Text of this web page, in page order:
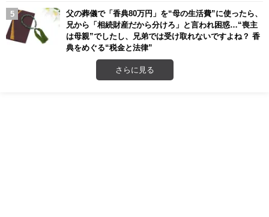
父の葬儀で「香典80万円」を“母の生活費”に使ったら、
兄から「相続財産だから分けろ」と言われ困惑…“喪主
は母親”でしたし、兄弟では受け取れないですよね？ 香
典をめぐる“税金と法律”
さらに見る